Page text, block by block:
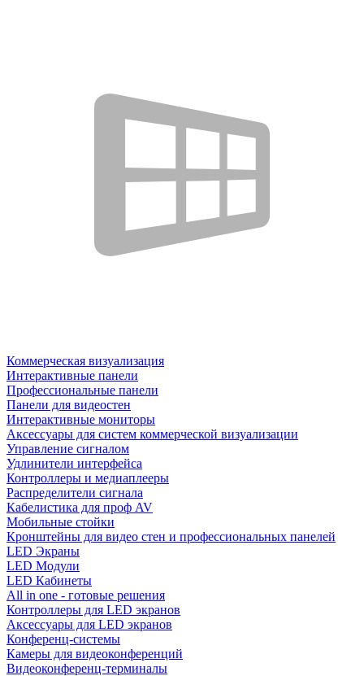
Коммерческая визуализация
Интерактивные панели
Профессиональные панели
Панели для видеостен
Интерактивные мониторы
Аксессуары для систем коммерческой визуализации
Управление сигналом
Удлинители интерфейса
Контроллеры и медиаплееры
Распределители сигнала
Кабелистика для проф AV
Мобильные стойки
Кронштейны для видео стен и профессиональных панелей
LED Экраны
LED Модули
LED Кабинеты
All in one - готовые решения
Контроллеры для LED экранов
Аксессуары для LED экранов
Конференц-системы
Камеры для видеоконференций
Видеоконференц-терминалы